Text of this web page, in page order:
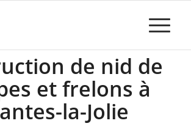
de nid de
et frelons à
la-Jolie